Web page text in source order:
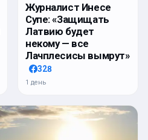
Журналист Инесе
Супе: «Защищать
Латвию будет
некому — все
Лачплесисы вымрут»
328
1 день